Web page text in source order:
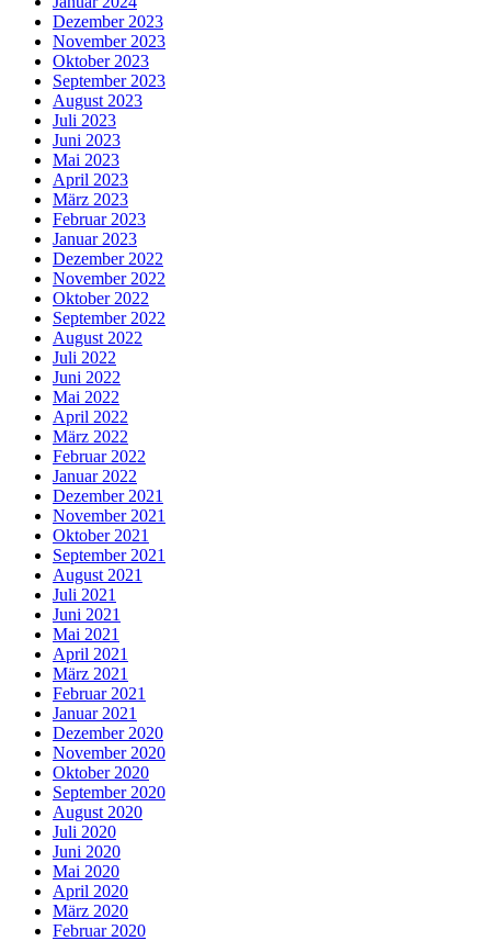
Dezember 2023
November 2023
Oktober 2023
September 2023
August 2023
Juli 2023
Juni 2023
Mai 2023
April 2023
März 2023
Februar 2023
Januar 2023
Dezember 2022
November 2022
Oktober 2022
September 2022
August 2022
Juli 2022
Juni 2022
Mai 2022
April 2022
März 2022
Februar 2022
Januar 2022
Dezember 2021
November 2021
Oktober 2021
September 2021
August 2021
Juli 2021
Juni 2021
Mai 2021
April 2021
März 2021
Februar 2021
Januar 2021
Dezember 2020
November 2020
Oktober 2020
September 2020
August 2020
Juli 2020
Juni 2020
Mai 2020
April 2020
März 2020
Februar 2020